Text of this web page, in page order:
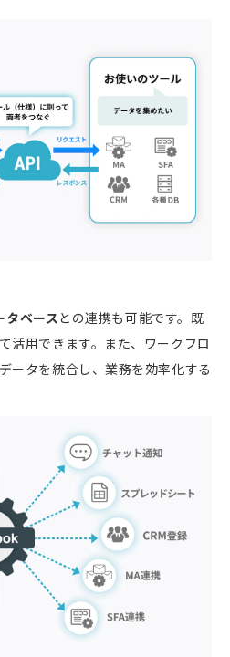
タベースとの連携も可能です。既
活用できます。また、ワークフロ
ータを統合し、業務を効率化する